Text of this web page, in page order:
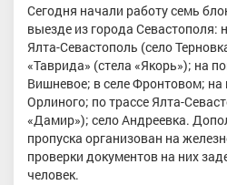
Сегодня начали работу семь
выезде из города Севастополя:
Ялта-Севастополь (село
«Таврида» (стела «Якорь»); на
Вишневое; в селе Фронтовом; на
Орлиного; по трассе Ялта-
«Дамир»); село Андреевка.
пропуска организован на
проверки документов на них
человек.